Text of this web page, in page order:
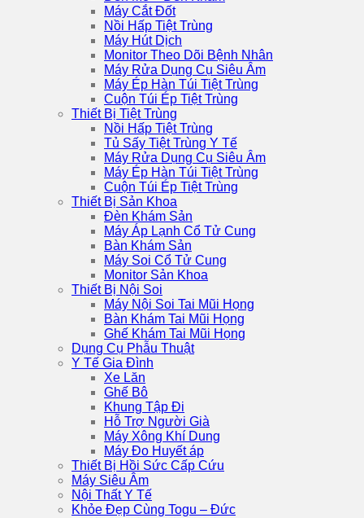
Máy Cắt Đốt
Nồi Hấp Tiệt Trùng
Máy Hút Dịch
Monitor Theo Dõi Bệnh Nhân
Máy Rửa Dụng Cụ Siêu Âm
Máy Ép Hàn Túi Tiệt Trùng
Cuộn Túi Ép Tiệt Trùng
Thiết Bị Tiệt Trùng
Nồi Hấp Tiệt Trùng
Tủ Sấy Tiệt Trùng Y Tế
Máy Rửa Dụng Cụ Siêu Âm
Máy Ép Hàn Túi Tiệt Trùng
Cuộn Túi Ép Tiệt Trùng
Thiết Bị Sản Khoa
Đèn Khám Sản
Máy Áp Lạnh Cổ Tử Cung
Bàn Khám Sản
Máy Soi Cổ Tử Cung
Monitor Sản Khoa
Thiết Bị Nội Soi
Máy Nội Soi Tai Mũi Họng
Bàn Khám Tai Mũi Họng
Ghế Khám Tai Mũi Họng
Dụng Cụ Phẫu Thuật
Y Tế Gia Đình
Xe Lăn
Ghế Bô
Khung Tập Đi
Hỗ Trợ Người Già
Máy Xông Khí Dung
Máy Đo Huyết áp
Thiết Bị Hồi Sức Cấp Cứu
Máy Siêu Âm
Nội Thất Y Tế
Khỏe Đẹp Cùng Togu – Đức